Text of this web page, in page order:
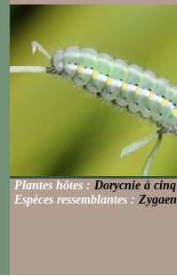
Plantes hôtes : Dorycnie à
Espèces ressemblantes :